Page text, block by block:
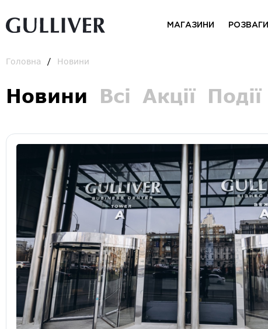
МАГАЗИНИ РОЗВАГИ
Головна Новини
Новини Всі Акції Події